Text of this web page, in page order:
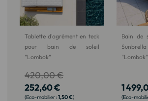
Tablette d'agrément en teck
pour bain de soleil
"Lombok"
252,60 €
1,50 €
420,00 €
Bain de
"Lombok"
1